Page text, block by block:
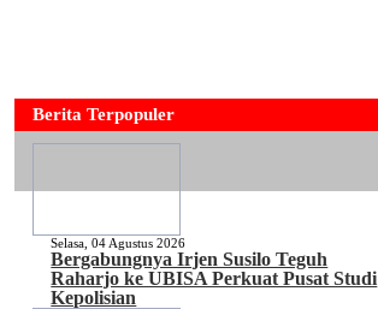
Berita Terpopuler
Selasa, 04 Agustus 2026
Bergabungnya Irjen Susilo Teguh
Raharjo ke UBISA Perkuat Pusat Studi
Kepolisian